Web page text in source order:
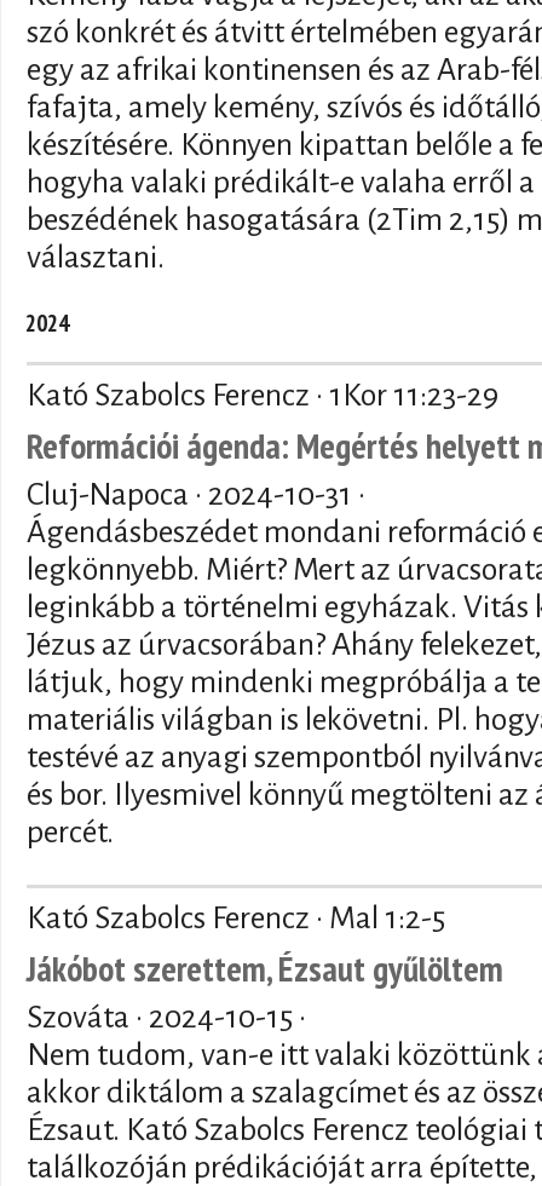
szó konkrét és átvitt értelmében
egy az afrikai kontinensen és az Arab-
fafajta, amely kemény, szívós és
készítésére. Könnyen kipattan belőle a
hogyha valaki prédikált-e valaha erről a
beszédének hasogatására (2Tim 2,15)
választani.
2024
Kató Szabolcs Ferencz · 1Kor 11:23-29
Reformációi ágenda: Megértés helyett
Cluj-Napoca · 2024-10-31 ·
Ágendásbeszédet mondani reformáció
legkönnyebb. Miért? Mert az
leginkább a történelmi egyházak. Vitás
Jézus az úrvacsorában? Ahány
látjuk, hogy mindenki megpróbálja a
materiális világban is lekövetni. Pl.
testévé az anyagi szempontból
és bor. Ilyesmivel könnyű megtölteni az
percét.
Kató Szabolcs Ferencz · Mal 1:2-5
Jákóbot szerettem, Ézsaut gyűlöltem
Szováta · 2024-10-15 ·
Nem tudom, van-e itt valaki közöttünk
akkor diktálom a szalagcímet és az
Ézsaut. Kató Szabolcs Ferencz teológiai
találkozóján prédikációját arra